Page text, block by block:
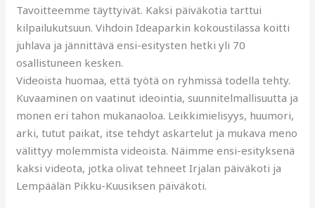
Tavoitteemme täyttyivät. Kaksi päiväkotia tarttui
kilpailukutsuun. Vihdoin Ideaparkin kokoustilassa koitti
juhlava ja jännittävä ensi-esitysten hetki yli 70
osallistuneen kesken.
Videoista huomaa, että työtä on ryhmissä todella tehty.
Kuvaaminen on vaatinut ideointia, suunnitelmallisuutta ja
monen eri tahon mukanaoloa. Leikkimielisyys, huumori,
arki, tutut paikat, itse tehdyt askartelut ja mukava meno
välittyy molemmista videoista. Näimme ensi-esityksenä
kaksi videota, jotka olivat tehneet Irjalan päiväkoti ja
Lempäälän Pikku-Kuusiksen päiväkoti.